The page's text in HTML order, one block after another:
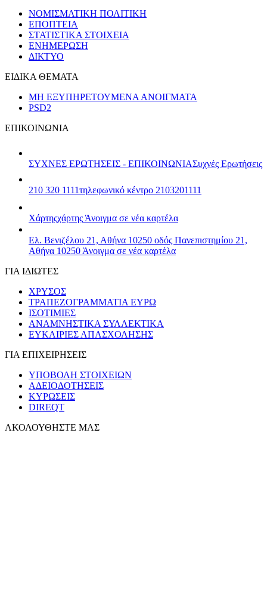
ΝΟΜΙΣΜΑΤΙΚΗ ΠΟΛΙΤΙΚΗ
ΕΠΟΠΤΕΙΑ
ΣΤΑΤΙΣΤΙΚΑ ΣΤΟΙΧΕΙΑ
ΕΝΗΜΕΡΩΣΗ
ΔΙΚΤΥΟ
ΕΙΔΙΚΑ ΘΕΜΑΤΑ
ΜΗ ΕΞΥΠΗΡΕΤΟΥΜΕΝΑ ΑΝΟΙΓΜΑΤΑ
PSD2
ΕΠΙΚΟΙΝΩΝΙΑ
ΣΥΧΝΕΣ ΕΡΩΤΗΣΕΙΣ - ΕΠΙΚΟΙΝΩΝΙΑΣυχνές Ερωτήσεις
210 320 1111τηλεφωνικό κέντρο 2103201111
Χάρτηςχάρτης Άνοιγμα σε νέα καρτέλα
Ελ. Βενιζέλου 21, Αθήνα 10250 οδός Πανεπιστημίου 21,
Αθήνα 10250 Άνοιγμα σε νέα καρτέλα
ΓΙΑ ΙΔΙΩΤΕΣ
ΧΡΥΣΟΣ
ΤΡΑΠΕΖΟΓΡΑΜΜΑΤΙΑ ΕΥΡΩ
ΙΣΟΤΙΜΙΕΣ
ΑΝΑΜΝΗΣΤΙΚΑ ΣΥΛΛΕΚΤΙΚΑ
ΕΥΚΑΙΡΙΕΣ ΑΠΑΣΧΟΛΗΣΗΣ
ΓΙΑ ΕΠΙΧΕΙΡΗΣΕΙΣ
ΥΠΟΒΟΛΗ ΣΤΟΙΧΕΙΩΝ
ΑΔΕΙΟΔΟΤΗΣΕΙΣ
ΚΥΡΩΣΕΙΣ
DIREQT
ΑΚΟΛΟΥΘΗΣΤΕ ΜΑΣ